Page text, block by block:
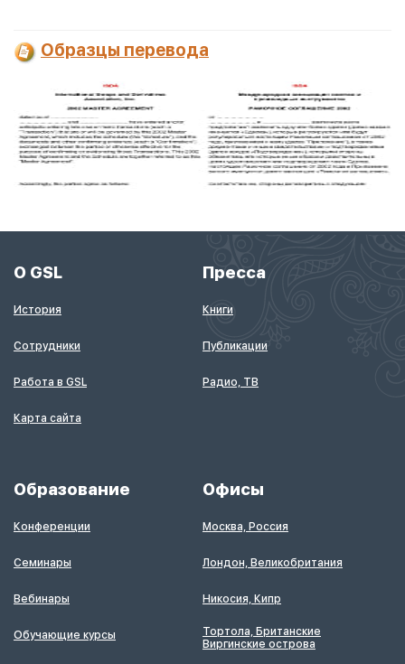
Образцы перевода
О GSL
История
Сотрудники
Работа в GSL
Карта сайта
Пресса
Книги
Публикации
Радио, ТВ
Образование
Конференции
Семинары
Вебинары
Обучающие курсы
Офисы
Москва, Россия
Лондон, Великобритания
Никосия, Кипр
Тортола, Британские
Виргинские острова